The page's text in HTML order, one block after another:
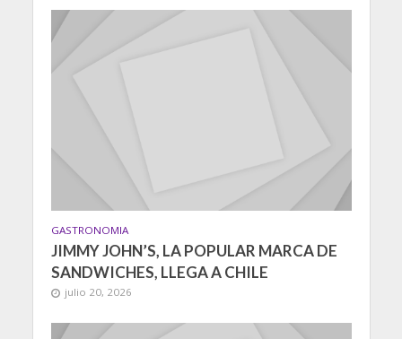
GASTRONOMIA
JIMMY JOHN’S, LA POPULAR MARCA DE
SANDWICHES, LLEGA A CHILE
julio 20, 2026